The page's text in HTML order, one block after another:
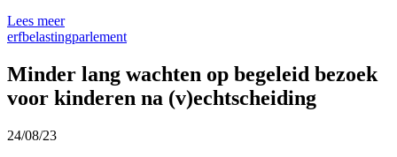
Lees meer
erfbelastingparlement
Minder lang wachten op begeleid bezoek
voor kinderen na (v)echtscheiding
24/08/23